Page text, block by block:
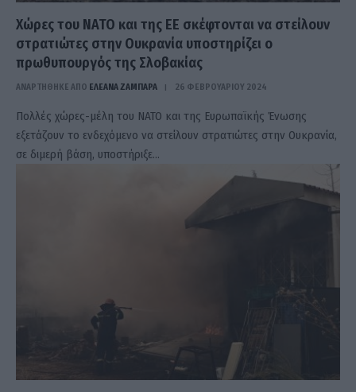
Χώρες του ΝΑΤΟ και της ΕΕ σκέφτονται να στείλουν
στρατιώτες στην Ουκρανία υποστηρίζει ο
πρωθυπουργός της Σλοβακίας
ΑΝΑΡΤΗΘΗΚΕ ΑΠΟ ΕΛΕΑΝΑ ΖΑΜΠΑΡΑ 26 ΦΕΒΡΟΥΑΡΊΟΥ 2024
Πολλές χώρες-μέλη του ΝΑΤΟ και της Ευρωπαϊκής Ένωσης
εξετάζουν το ενδεχόμενο να στείλουν στρατιώτες στην Ουκρανία,
σε διμερή βάση, υποστήριξε…